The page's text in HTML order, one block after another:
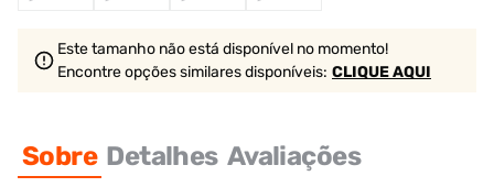
Este tamanho não está disponível no momento!
Encontre opções similaresdisponíveis: CLIQUE AQUI
Sobre Detalhes Avaliações